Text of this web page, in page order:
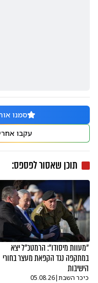
סמנו
עקבו
תוכן שאסור לפספס:
"מעוות מיסודו": הרמטכ"ל יצא
במתקפה נגד הקפאת מעצר בחורי
הישיבות
כיכר השבת|
05.08.26